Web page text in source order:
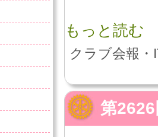
もっと読む
クラブ会報・
第